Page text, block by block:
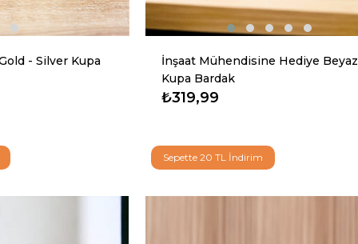
- Silver Kupa
İnşaat Mühendisine Hediye Beyaz
Kupa Bardak
₺319,99
Sepette 20 TL İndirim